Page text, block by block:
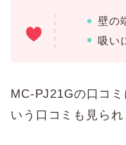
壁の
吸い
MC-PJ21Gの口コ
いう口コミも見られ